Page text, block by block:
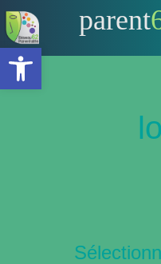
Ouvrir la barre d’outils
parent